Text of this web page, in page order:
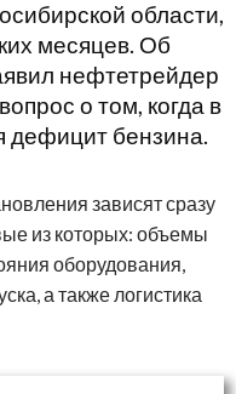
области,
месяцев. Об
нефтетрейдер
о том, когда в
дефицит бензина.
зависят сразу
из которых: объемы
оборудования,
а также логистика